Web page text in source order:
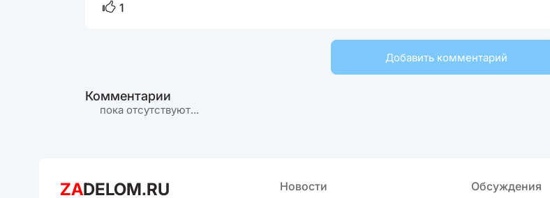
1
Добавить комментарий
Комментарии
пока отсутствуют...
ZADELOM.RU Новости Обсуждения